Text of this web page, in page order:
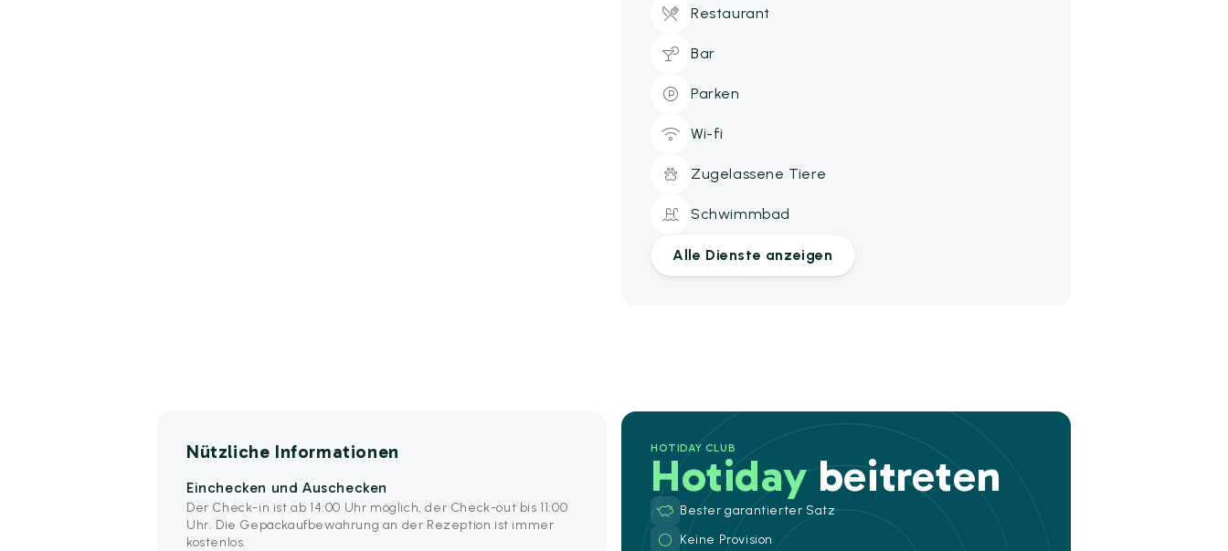
Restaurant
Bar
Parken
Wi-fi
Zugelassene Tiere
Schwimmbad
Alle Dienste anzeigen
Nützliche Informationen
Einchecken und Auschecken
Der Check-in ist ab 14:00 Uhr möglich, der Check-out bis 11:00
Uhr. Die Gepäckaufbewahrung an der Rezeption ist immer
kostenlos.
HOTIDAY CLUB
Hotidaybeitreten
Bester garantierter Satz
Keine Provision